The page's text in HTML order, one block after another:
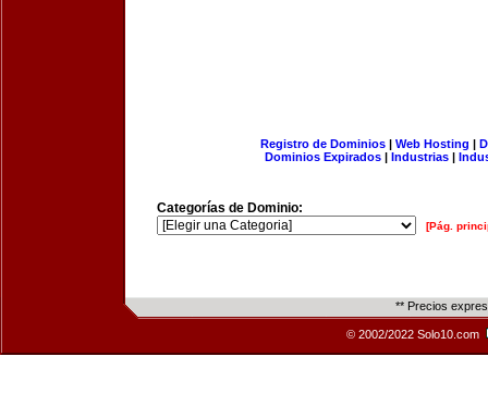
Registro de Dominios| Web Hosting |
Dominios Expirados | Industrias |
Categorías de Dominio:
[Pág.
** Precios
© 2002/2022 Solo10.com